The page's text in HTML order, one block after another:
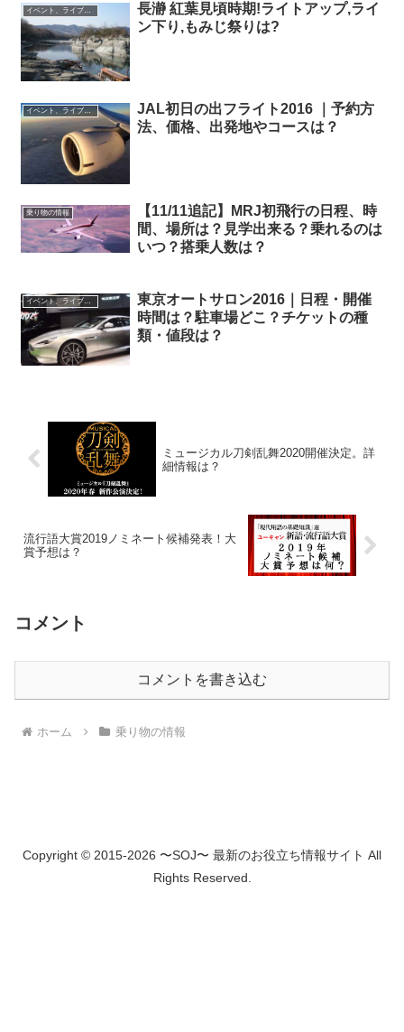
イベント、ライブ最新情報
長瀞 紅葉見頃時期!ライトアップ,ライ
ン下り,もみじ祭りは?
イベント、ライブ最新情報
JAL初日の出フライト2016 ｜予約方
法、価格、出発地やコースは？
乗り物の情報
【11/11追記】MRJ初飛行の日程、時
間、場所は？見学出来る？乗れるのは
いつ？搭乗人数は？
イベント、ライブ最新情報
東京オートサロン2016｜日程・開催
時間は？駐車場どこ？チケットの種
類・値段は？
ミュージカル刀剣乱舞2020開催決定。詳
細情報は？
流行語大賞2019ノミネート候補発表！大
賞予想は？
コメント
コメントを書き込む
ホーム 乗り物の情報
Copyright © 2015-2026 〜SOJ〜 最新のお役立ち情報サイト All
Rights Reserved.